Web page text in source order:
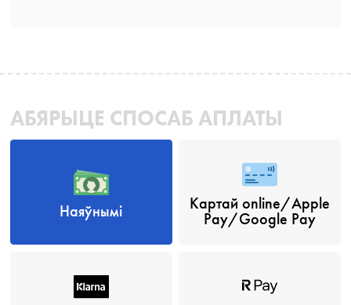
АБЯРЫЦЕ СПОСАБ АПЛАТЫ
Наяўнымі
Картай online/Apple
Pay/Google Pay